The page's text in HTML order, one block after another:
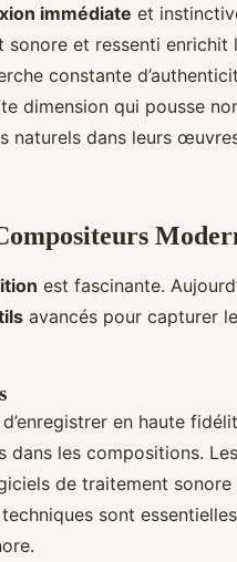
immédiate et
et ressenti enrichit
constante
dimension qui pousse
naturels dans leurs
est fascinante.
avancés pour capturer
en haute
les compositions.
de traitement
sont